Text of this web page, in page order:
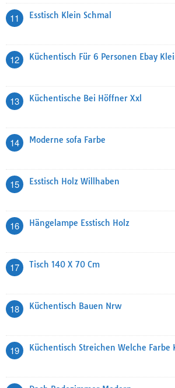
11 Esstisch Klein Schmal
12 Küchentisch Für 6 Personen Ebay
13 Küchentische Bei Höffner Xxl
14 Moderne sofa Farbe
15 Esstisch Holz Willhaben
16 Hängelampe Esstisch Holz
17 Tisch 140 X 70 Cm
18 Küchentisch Bauen Nrw
19 Küchentisch Streichen Welche Farbe